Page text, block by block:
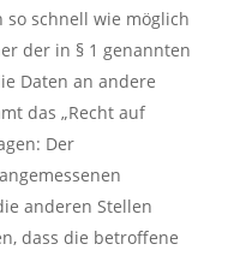
schnell wie möglich
der in § 1 genannten
Daten an andere
das „Recht auf
Der
anderen Stellen
dass die betroffene